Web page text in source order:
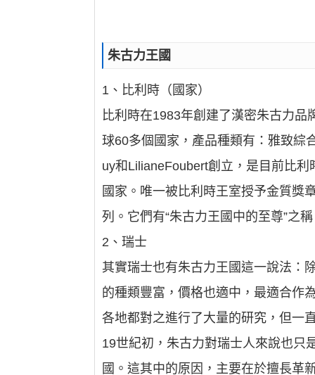
朱古力王國
1、比利時（國家）
比利時在1983年創建了漢密朱古力
球60多個國家，產品種類有：雅致綜
uy和LilianeFoubert創立，是目前比
國家。唯一被比利時王室授予金質獎
列。它們有“朱古力王國中的至尊”之
2、瑞士
其實瑞士也有朱古力王國這一說法：
的種類豐富，價格也適中，最適合作
各地都對之進行了大量的研究，但一
19世紀初，朱古力對瑞士人來說也只
國。這其中的原因，主要在於擅長革